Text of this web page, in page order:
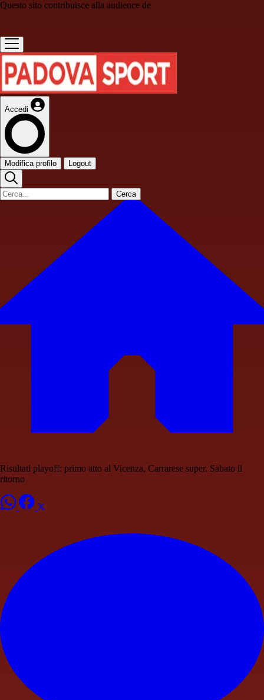
Questo sito contribuisce alla audience de
Accedi
Modifica profilo Logout
Cerca
Risultati playoff: primo atto al Vicenza, Carrarese super. Sabato il
ritorno